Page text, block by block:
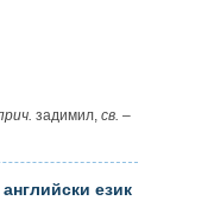
задимил, св. –
английски език